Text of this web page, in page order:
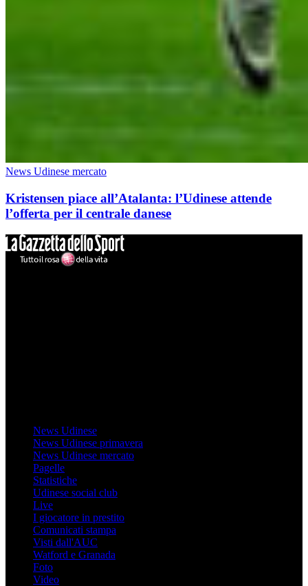
News Udinese mercato
Kristensen piace all’Atalanta: l’Udinese attende
l’offerta per il centrale danese
News Udinese
News Udinese primavera
News Udinese mercato
Pagelle
Statistiche
Udinese social club
Live
I giocatore in prestito
Comunicati stampa
Visti dall'AUC
Watford e Granada
Foto
Video